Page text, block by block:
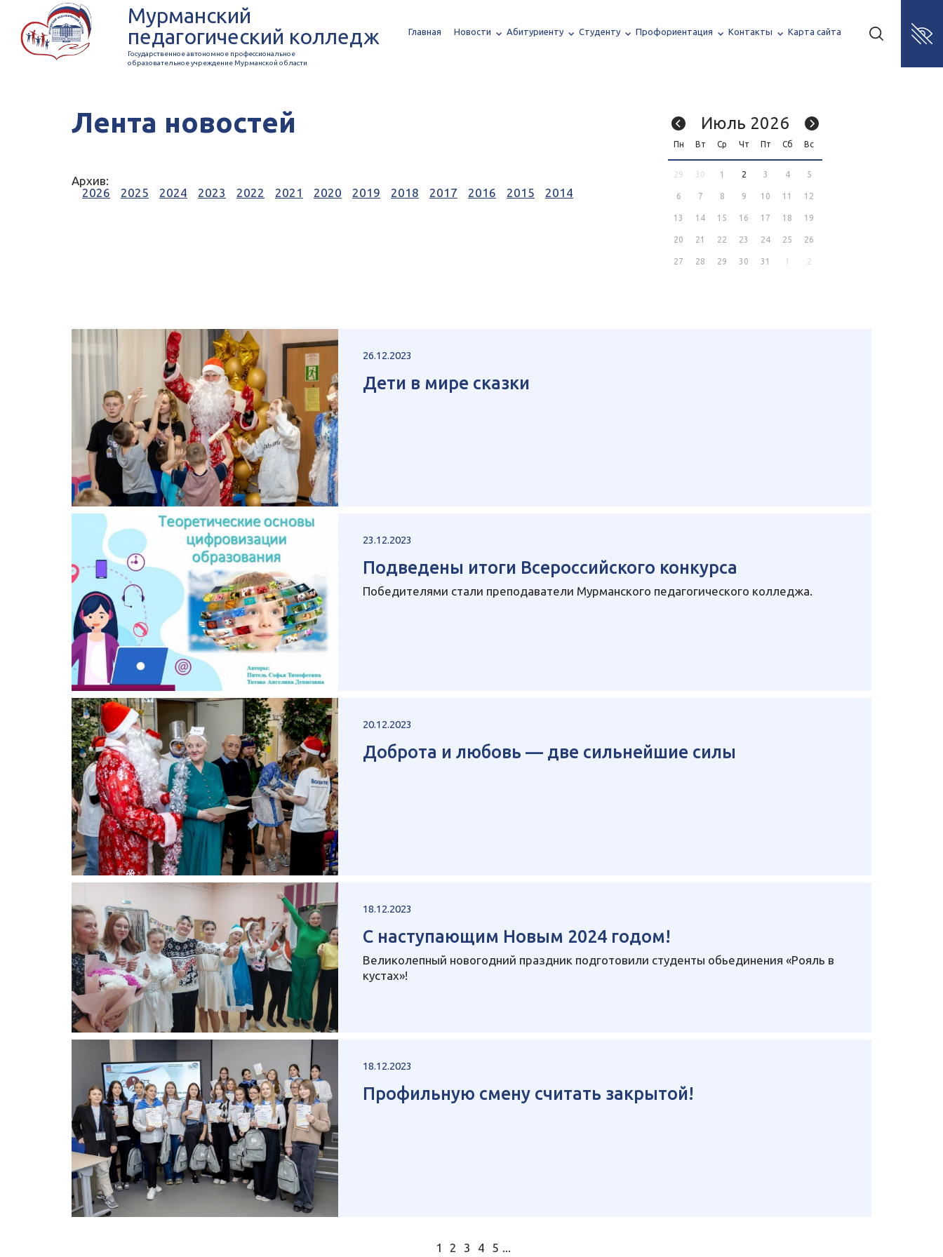
Мурманский
педагогический колледж
Государственное автономное профессиональное
образовательное учреждение Мурманской области
Главная Новости Абитуриенту Студенту Профориентация Контакты Карта сайта
Лента новостей
Архив:
2026
2025 2024 2023 2022 2021 2020 2019 2018 2017 2016 2015 2014
Июль 2026
Пн Вт Ср Чт Пт Сб Вс
29 30 1 2 3 4 5
6 7 8 9 10 11 12
13 14 15 16 17 18 19
20 21 22 23 24 25 26
27 28 29 30 31 1 2
26.12.2023
Дети в мире сказки
23.12.2023
Подведены итоги Всероссийского конкурса
Победителями стали преподаватели Мурманского педагогического колледжа.
20.12.2023
Доброта и любовь — две сильнейшие силы
18.12.2023
С наступающим Новым 2024 годом!
Великолепный новогодний праздник подготовили студенты обьединения «Рояль в
кустах»!
18.12.2023
Профильную смену считать закрытой!
1 2 3 4 5 ...